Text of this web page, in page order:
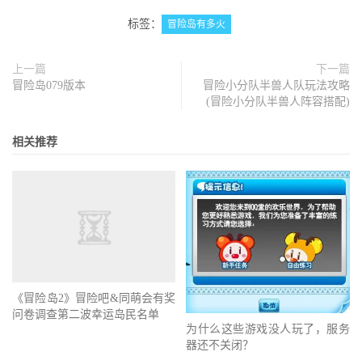
标签： 冒险岛有多火
上一篇
冒险岛079版本
下一篇
冒险小分队半兽人队玩法攻略
(冒险小分队半兽人阵容搭配)
相关推荐
《冒险岛2》冒险吧&同萌会有奖
问卷调查第二波幸运岛民名单
为什么这些游戏没人玩了，服务
器还不关闭？